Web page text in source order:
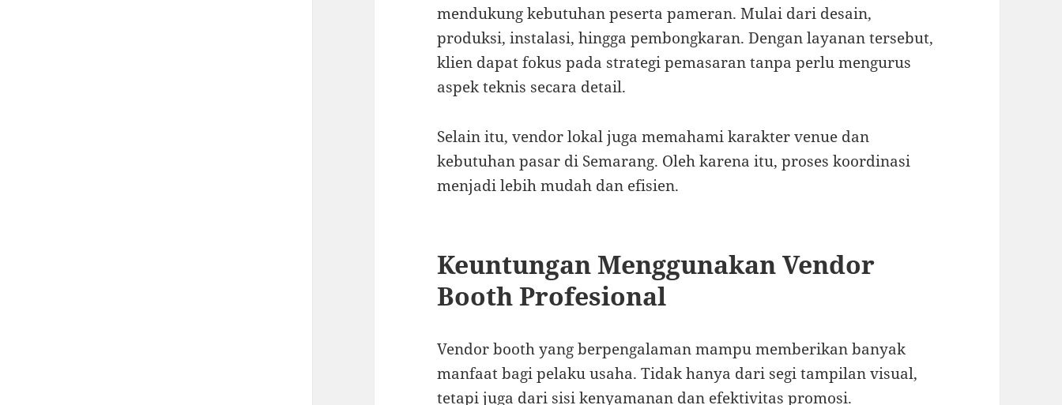
mendukung kebutuhan peserta pameran. Mulai dari desain,
produksi, instalasi, hingga pembongkaran. Dengan layanan tersebut,
klien dapat fokus pada strategi pemasaran tanpa perlu mengurus
aspek teknis secara detail.
Selain itu, vendor lokal juga memahami karakter venue dan
kebutuhan pasar di Semarang. Oleh karena itu, proses koordinasi
menjadi lebih mudah dan efisien.
Keuntungan Menggunakan Vendor
Booth Profesional
Vendor booth yang berpengalaman mampu memberikan banyak
manfaat bagi pelaku usaha. Tidak hanya dari segi tampilan visual,
tetapi juga dari sisi kenyamanan dan efektivitas promosi.